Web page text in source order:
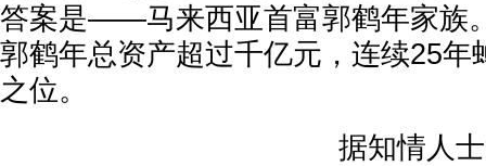
答案是——马来西亚首富郭鹤年家族
郭鹤年总资产超过千亿元，连续25年
之位。
据知情人